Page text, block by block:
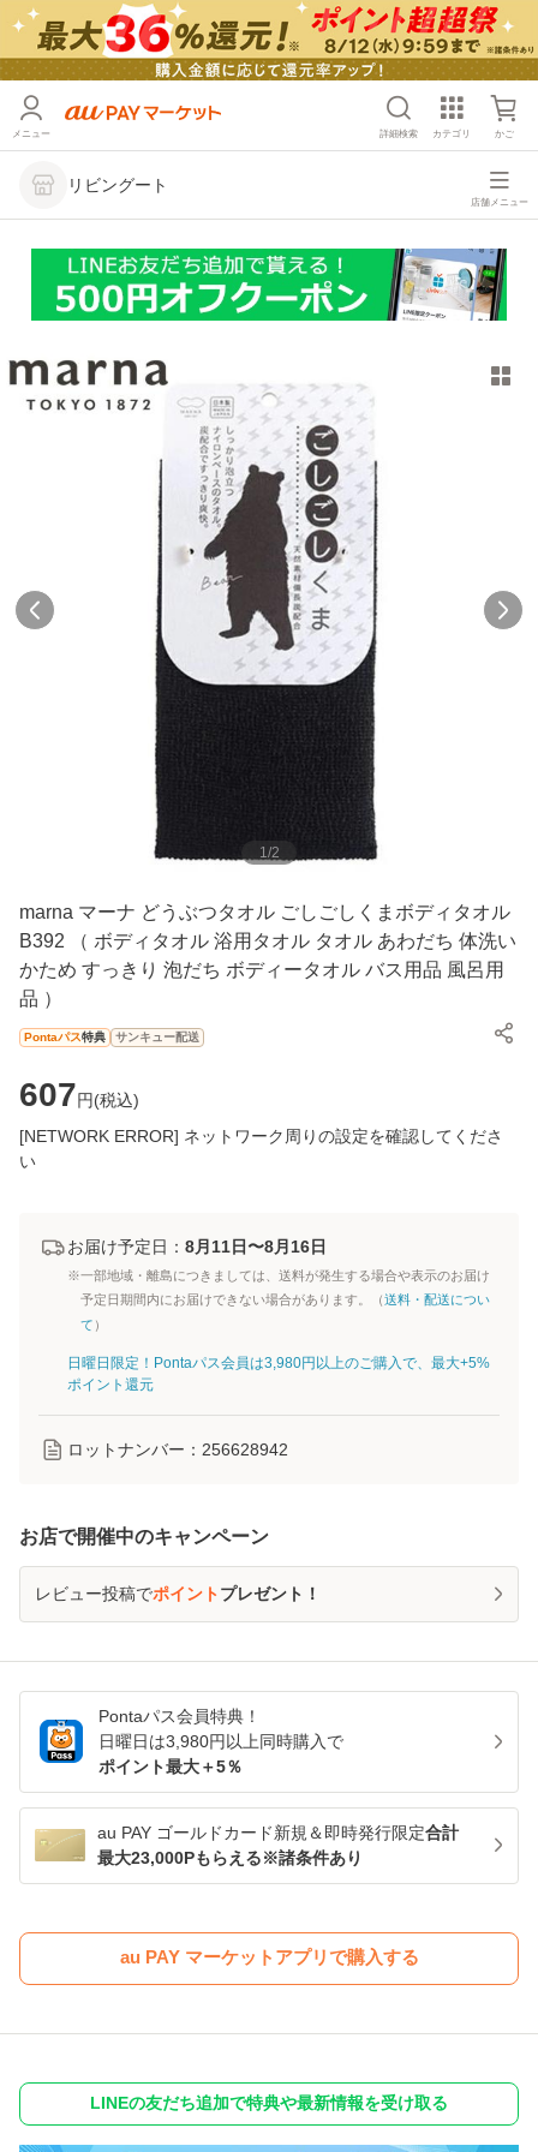
メニュー 詳細検索 カテゴリ かご
リビングート
店舗メニュー
1 /2
marna マーナ どうぶつタオル ごしごしくまボディタオル
B392 （ ボディタオル 浴用タオル タオル あわだち 体洗い
かため すっきり 泡だち ボディータオル バス用品 風呂用
品 ）
Pontaパス特典 サンキュー配送
607円(税込)
[NETWORK ERROR] ネットワーク周りの設定を確認してくださ
い
お届け予定日： 8月11日〜8月16日
※一部地域・離島につきましては、送料が発生する場合や表示のお届け
予定日期間内にお届けできない場合があります。（送料・配送につい
て ）
日曜日限定！Pontaパス会員は3,980円以上のご購入で、最大+5%
ポイント還元
ロットナンバー： 256628942
お店で開催中のキャンペーン
レビュー投稿でポイントプレゼント！
Pontaパス会員特典！
日曜日は3,980円以上同時購入で
ポイント最大＋5％
au PAY ゴールドカード新規＆即時発行限定合計
最大23,000Pもらえる※諸条件あり
au PAY マーケットアプリで購入する
LINEの友だち追加で特典や最新情報を受け取る